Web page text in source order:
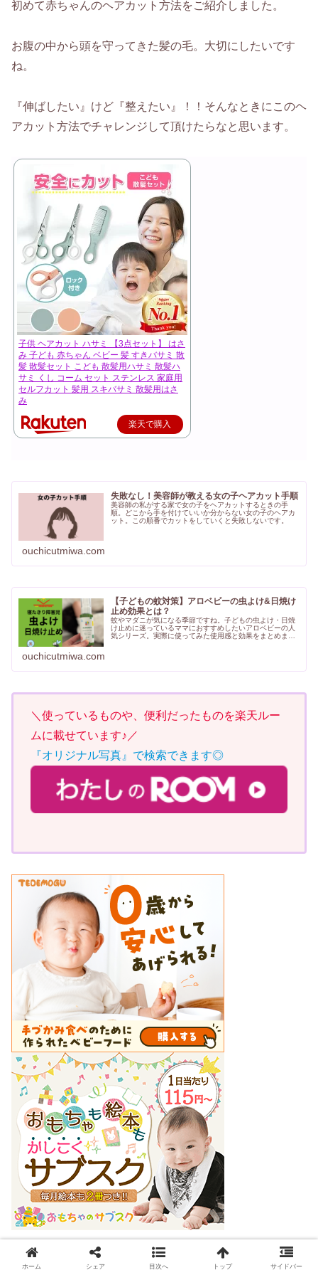
初めて赤ちゃんのヘアカット方法をご紹介しました。
お腹の中から頭を守ってきた髪の毛。大切にしたいです
ね。
『伸ばしたい』けど『整えたい』！！そんなときにこのヘ
アカット方法でチャレンジして頂けたらなと思います。
子供 ヘアカット ハサミ 【3点セット】 はさ
み 子ども 赤ちゃん ベビー 髪 すきバサミ 散
髪 散髪セット こども 散髪用ハサミ 散髪ハ
サミ くし コーム セット ステンレス 家庭用
セルフカット 髪用 スキバサミ 散髪用はさ
み
楽天で購入
失敗なし！美容師が教える女の子ヘアカット手順
美容師の私がする家で女の子をヘアカットするときの手
順。どこから手を付けていいか分からない女の子のヘアカ
ット。この順番でカットをしていくと失敗しないです。
ouchicutmiwa.com
【子どもの蚊対策】アロベビーの虫よけ&日焼け
止め効果とは？
蚊やマダニが気になる季節ですね。子どもの虫よけ・日焼
け止めに迷っているママにおすすめしたいアロベビーの人
気シリーズ。実際に使ってみた使用感と効果をまとめまし
ouchicutmiwa.com
＼使っているものや、便利だったものを楽天ルー
ムに載せています♪／
『オリジナル写真』で検索できます◎
ホーム シェア 目次へ トップ サイドバー